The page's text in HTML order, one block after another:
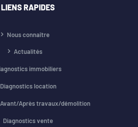
LIENS RAPIDES
Nous connaître
Actualités
immobiliers
Diagnostics location
Après travaux/démolition
Diagnostics vente